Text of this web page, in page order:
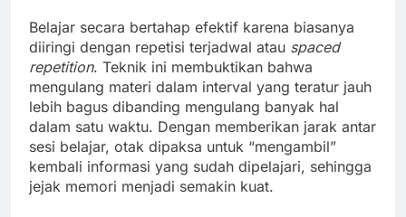
Belajar secara bertahap efektif karena biasanya
diiringi dengan repetisi terjadwal atau spaced
repetition. Teknik ini membuktikan bahwa
mengulang materi dalam interval yang teratur jauh
lebih bagus dibanding mengulang banyak hal
dalam satu waktu. Dengan memberikan jarak antar
sesi belajar, otak dipaksa untuk “mengambil”
kembali informasi yang sudah dipelajari, sehingga
jejak memori menjadi semakin kuat.